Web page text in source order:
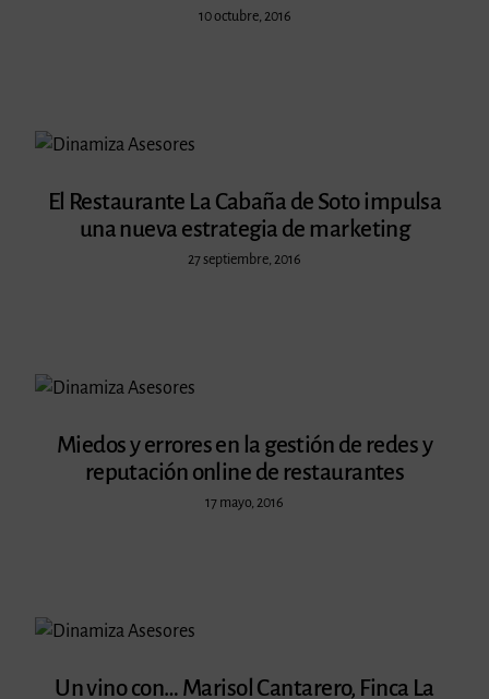
10 octubre, 2016
El Restaurante La Cabaña de Soto impulsa
una nueva estrategia de marketing
27 septiembre, 2016
Miedos y errores en la gestión de redes y
reputación online de restaurantes
17 mayo, 2016
Un vino con… Marisol Cantarero, Finca La